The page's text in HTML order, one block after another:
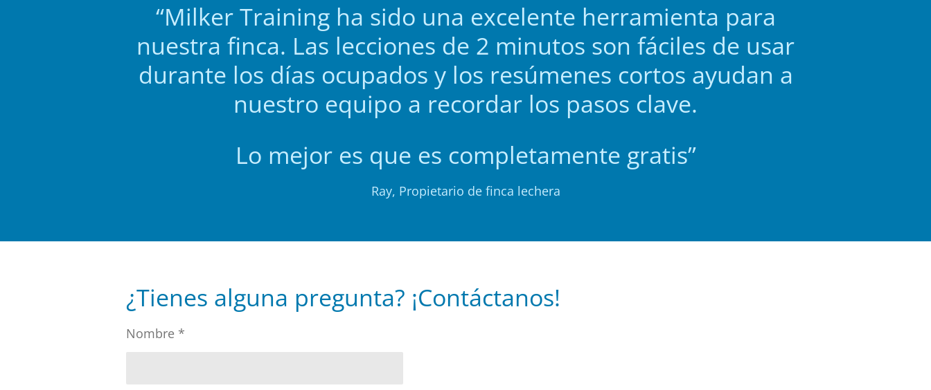
“Milker Training ha sido una excelente herramienta para
nuestra finca. Las lecciones de 2 minutos son fáciles de usar
durante los días ocupados y los resúmenes cortos ayudan a
nuestro equipo a recordar los pasos clave.
Lo mejor es que es completamente gratis”
Ray, Propietario de finca lechera
¿Tienes alguna pregunta? ¡Contáctanos!
Nombre *